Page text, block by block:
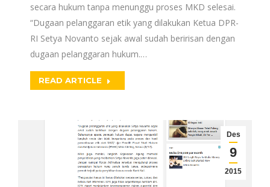
secara hukum tanpa menunggu proses MKD selesai.
“Dugaan pelanggaran etik yang dilakukan Ketua DPR-
RI Setya Novanto sejak awal sudah beririsan dengan
dugaan pelanggaran hukum.…
READ ARTICLE
Des
9
2015